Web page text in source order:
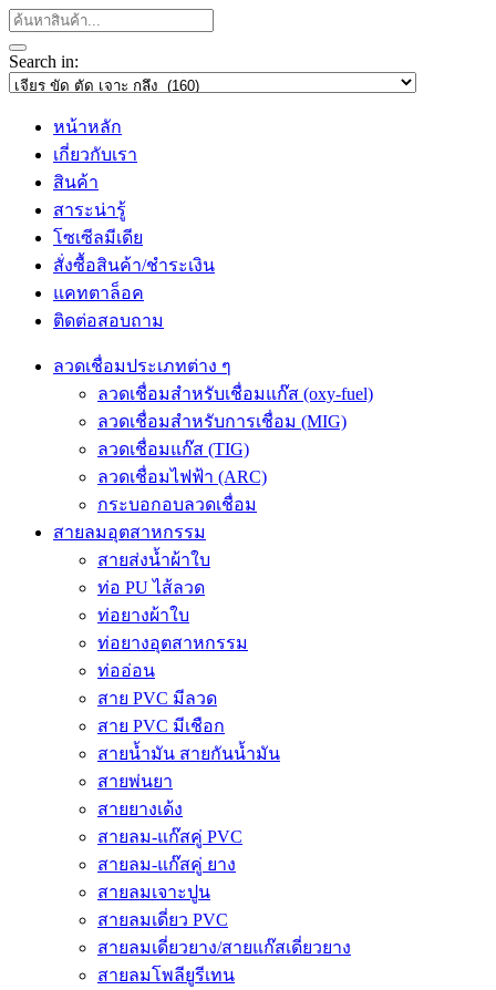
Search in:
หน้าหลัก
เกี่ยวกับเรา
สินค้า
สาระน่ารู้
โซเซีลมีเดีย
สั่งซื้อสินค้า/ชำระเงิน
แคทตาล็อค
ติดต่อสอบถาม
ลวดเชื่อมประเภทต่าง ๆ
ลวดเชื่อมสำหรับเชื่อมแก๊ส (oxy-fuel)
ลวดเชื่อมสำหรับการเชื่อม (MIG)
ลวดเชื่อมแก๊ส (TIG)
ลวดเชื่อมไฟฟ้า (ARC)
กระบอกอบลวดเชื่อม
สายลมอุตสาหกรรม
สายส่งน้ำผ้าใบ
ท่อ PU ไส้ลวด
ท่อยางผ้าใบ
ท่อยางอุตสาหกรรม
ท่ออ่อน
สาย PVC มีลวด
สาย PVC มีเชือก
สายน้ำมัน สายกันน้ำมัน
สายพ่นยา
สายยางเด้ง
สายลม-แก๊สคู่ PVC
สายลม-แก๊สคู่ ยาง
สายลมเจาะปูน
สายลมเดี่ยว PVC
สายลมเดี่ยวยาง/สายแก๊สเดี่ยวยาง
สายลมโพลียูรีเทน